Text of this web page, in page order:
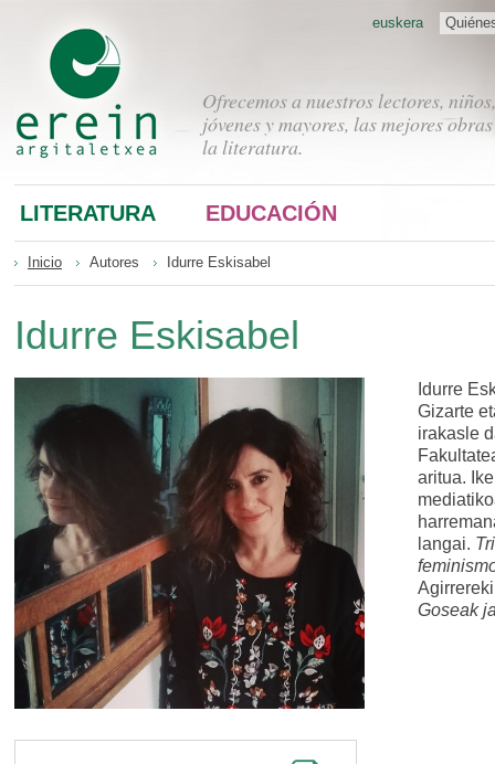
Ofrecemos a nuestros lectores, niños,
jóvenes y mayores, las mejores
la literatura.
euskera
LITERATURA EDUCACIÓN
Inicio Autores Idurre Eskisabel
Idurre Eskisabel
Idurre
Gizarte
irakasle
aritua.
langai.
Goseak